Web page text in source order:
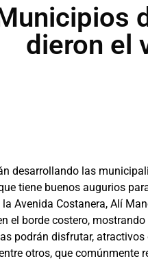
dieron el
desarrollando las
tiene buenos augurios
la Avenida Costanera, Alí
el borde costero,
podrán disfrutar,
otros, que